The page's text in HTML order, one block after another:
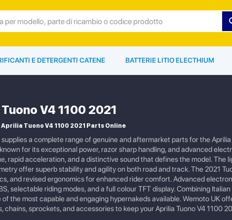
E DETERGENTI CATENE BATTERIE LITIO ELECTHIUM
V4 1100 2021
Aprilia Tuono V4 1100 2021 Parts Online
a complete range of genuine and aftermarket parts for the
for its exceptional power, razor sharp handling, and advanced
rapid acceleration, and a distinctive sound that defines the model. The
offer superb stability and agility on both road and track. The 2021
and revised ergonomics for enhanced rider comfort. Advanced
selectable riding modes, and a full colour TFT display. Combining
of the most capable and engaging hypernakeds available. Wemoto UK
chains, sprockets, and accessories to keep your Aprilia Tuono V4 1100